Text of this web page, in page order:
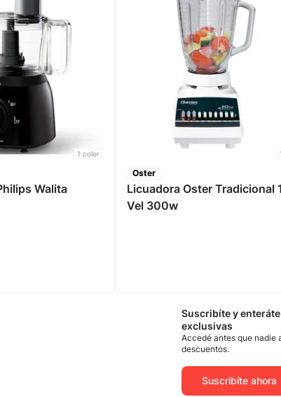
1 color
Walita
Oster
Licuadora Oster Tradicional
Vel 300w
Suscribíte y
exclusivas
Accedé antes que nadie
descuentos.
Suscribíte ahora